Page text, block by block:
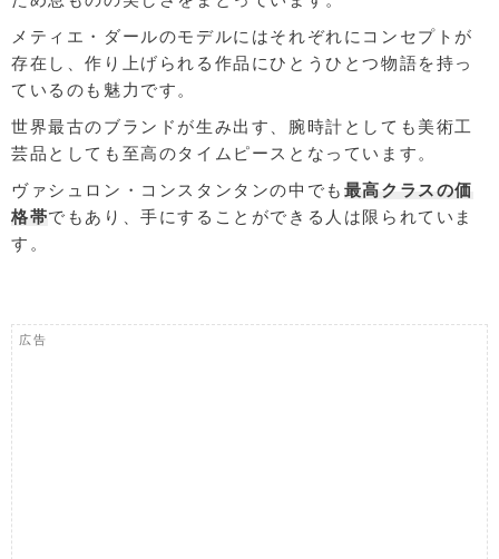
メティエ・ダールのモデルにはそれぞれにコンセプトが
存在し、作り上げられる作品にひとうひとつ物語を持っ
ているのも魅力です。
世界最古のブランドが生み出す、腕時計としても美術工
芸品としても至高のタイムピースとなっています。
ヴァシュロン・コンスタンタンの中でも 最高クラスの価
格帯でもあり、手にすることができる人は限られていま
す。
広告